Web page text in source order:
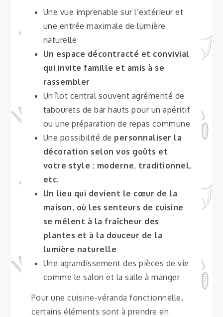
Une vue imprenable sur l’extérieur et
une entrée maximale de lumière
naturelle
Un espace décontracté et convivial
qui invite famille et amis à se
rassembler
Un îlot central souvent agrémenté de
tabourets de bar hauts pour un apéritif
ou une préparation de repas commune
Une possibilité de personnaliser la
décoration selon vos goûts et
votre style : moderne, traditionnel,
etc.
Un lieu qui devient le cœur de la
maison, où les senteurs de cuisine
se mêlent à la fraîcheur des
plantes et à la douceur de la
lumière naturelle
Une agrandissement des pièces de vie
comme le salon et la salle à manger
Pour une cuisine-véranda fonctionnelle,
certains éléments sont à prendre en